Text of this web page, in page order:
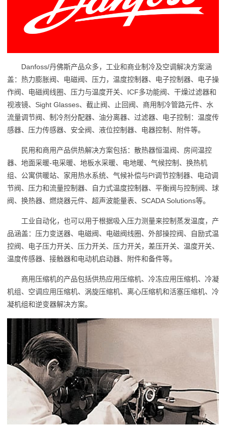
Danfoss/丹佛斯产品众多，工业和商业制冷及空调解决方案涵
盖：热力膨胀阀、电磁阀、压力，温度控制器、电子控制器、电子操
作阀、电磁阀线圈、压力与温度开关、ICF多功能阀、干燥过滤器和
视液镜、Sight Glasses、截止阀、止回阀、商用制冷管路元件、水
流量调节阀、制冷剂分配器、油分离器、过滤器、电子控制：温度传
感器、压力传感器、安全阀、液位控制器、电器控制、附件等。
民用和商用产品供热解决方案包括：散热器恒温阀、房间温控
器、地面采暖-电采暖、地板水采暖、电地暖、气候控制、换热机
组、公寓供暖站、家用热水系统、气候补偿与PI调节控制器、电动调
节阀、压力和流量控制器、自力式温度控制器、平衡阀与控制阀、球
阀、换热器、燃烧器元件、超声波能量表、SCADA Solutions等。
工业自动化，也可以用于根据吸入压力测量来控制蒸发温度，产
品涵盖：压力变送器、电磁阀、电磁阀线圈、外部操控阀、自励式温
控阀、电子压力开关、压力开关、压力开关，差压开关、温度开关、
温度传感器、接触器和电动机启动器、附件和备件等。
商用压缩机的产品包括供热应用压缩机、冷冻应用压缩机、冷凝
机组、空调应用压缩机、涡旋压缩机、离心压缩机和活塞压缩机、冷
凝机组和逆变器解决方案。